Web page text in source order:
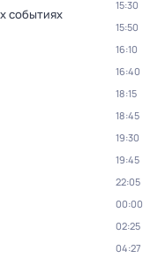
событиях
15:30
15:50
16:10
16:40
18:15
18:45
19:30
19:45
22:05
00:00
02:25
04:27